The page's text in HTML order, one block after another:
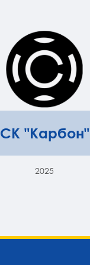
СК "Карбон"
2025